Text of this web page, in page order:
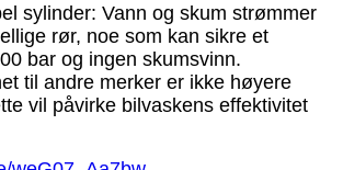
sylinder: Vann og skum strømmer
rør, noe som kan sikre et
bar og ingen skumsvinn.
til andre merker er ikke høyere
vil påvirke bilvaskens effektivitet